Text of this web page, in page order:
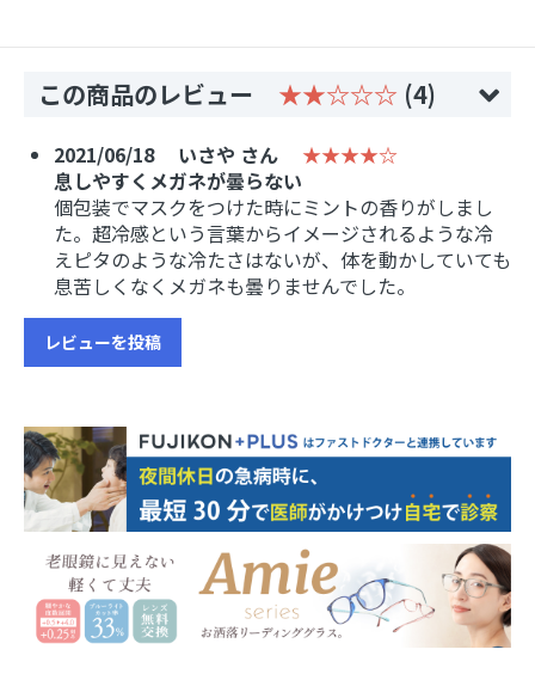
この商品のレビュー ★★☆☆☆ (4)
2021/06/18 いさや さん
★★★★☆
息しやすくメガネが曇らない
個包装でマスクをつけた時にミントの香りがしまし
た。超冷感という言葉からイメージされるような冷
えピタのような冷たさはないが、体を動かしていても
息苦しくなくメガネも曇りませんでした。
レビューを投稿